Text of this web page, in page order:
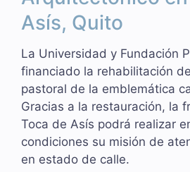
Asís, Quito
La Universidad y Fundación
financiado la rehabilitación
pastoral de la emblemática
Gracias a la restauración, la
Toca de Asís podrá realizar
condiciones su misión de
en estado de calle.